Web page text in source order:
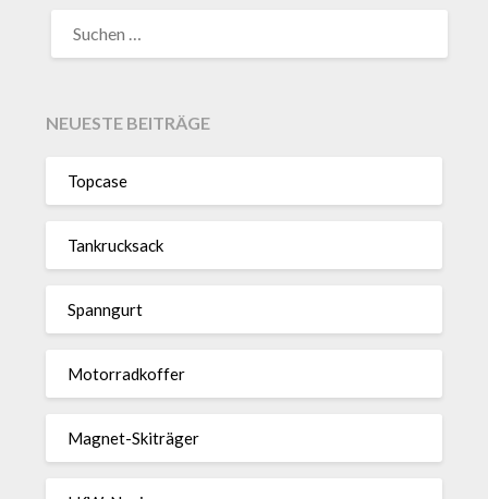
NACH:
NEUESTE BEITRÄGE
Topcase
Tan­kruck­sack
Spann­gurt
Motor­rad­koffer
Magnet-Ski­träger